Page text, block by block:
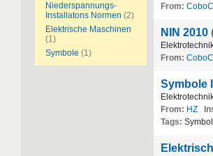
Niederspannungs-
Installatons Normen (2)
Elektrische Maschinen
(1)
Symbole (1)
From:
NIN 2010
From:
Symbole
From: HZ
Tags: